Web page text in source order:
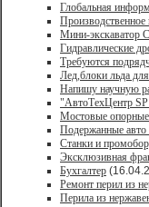
Глобальная
Мини-экскаватор
Гидравлические
Требуются
Лед,блоки льда
Напишу научную
"АвтоТехЦентр
Мостовые
Подержанные
Станки и
Эксклюзивная
Бухгалтер
Ремонт перил из
Перила из